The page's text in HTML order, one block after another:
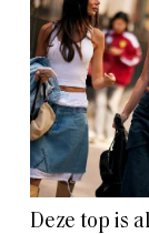
Deze top is